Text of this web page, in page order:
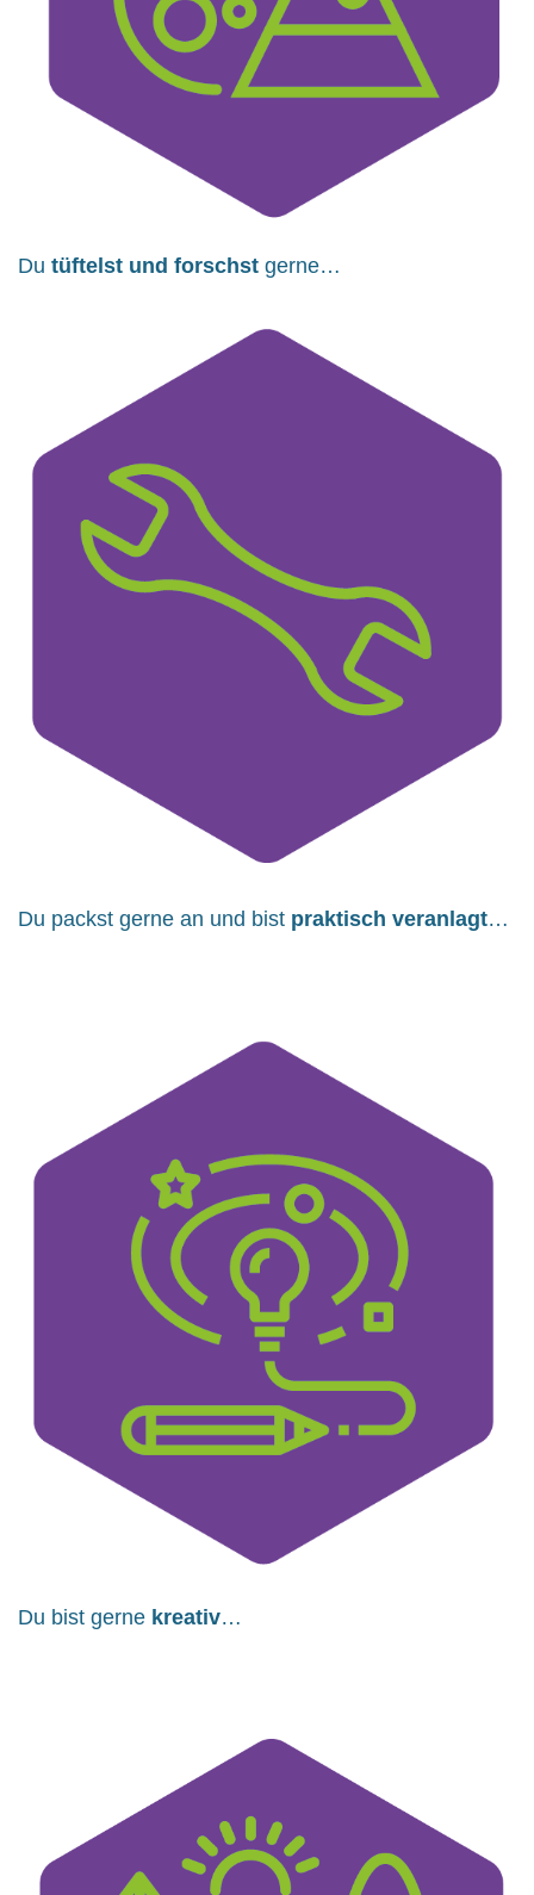
Du tüftelst und forschst gerne…
Du packst gerne an und bist praktisch veranlagt…
Du bist gerne kreativ…